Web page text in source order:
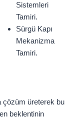
Sistemleri
Tamiri.
Sürgü Kapı
Mekanizma
Tamiri.
çözüm üreterek bu
beklentinin